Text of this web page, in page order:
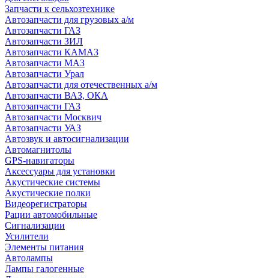
Запчасти к сельхозтехнике
Автозапчасти для грузовых а/м
Автозапчасти ГАЗ
Автозапчасти ЗИЛ
Автозапчасти КАМАЗ
Автозапчасти МАЗ
Автозапчасти Урал
Автозапчасти для отечественных а/м
Автозапчасти ВАЗ, ОКА
Автозапчасти ГАЗ
Автозапчасти Москвич
Автозапчасти УАЗ
Автозвук и автосигнализации
Автомагнитолы
GPS-навигаторы
Аксессуары для установки
Акустические системы
Акустические полки
Видеорегистраторы
Рации автомобильные
Сигнализации
Усилители
Элементы питания
Автолампы
Лампы галогенные